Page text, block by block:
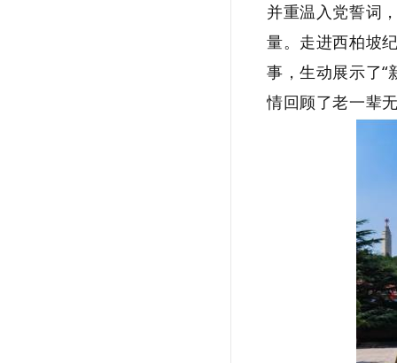
并重温入党誓词
量。走进西柏坡
事，生动展示了“
情回顾了老一辈